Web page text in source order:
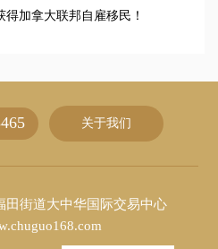
得加拿大联邦自雇移民！
关于我们
田街道大中华国际交易中心